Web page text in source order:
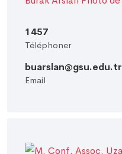
1457
Téléphoner
buarslan@gsu.edu.tr
Email